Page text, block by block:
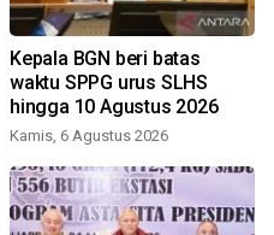
Kepala BGN beri batas
waktu SPPG urus SLHS
hingga 10 Agustus 2026
Kamis, 6 Agustus 2026